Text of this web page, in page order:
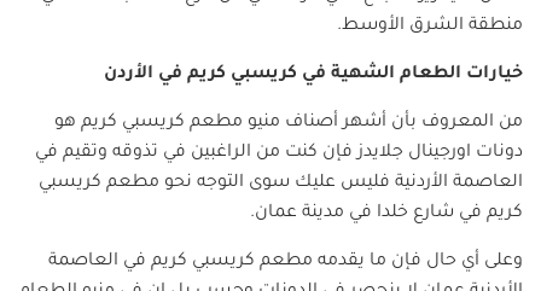
منطقة الشرق الأوسط.
خيارات الطعام الشهية في كريسبي كريم في الأردن
من المعروف بأن أشهر أصناف منيو مطعم كريسبي كريم هو
دونات اورجينال جلايدز فإن كنت من الراغبين في تذوقه وتقيم في
العاصمة الأردنية فليس عليك سوى التوجه نحو مطعم كريسبي
كريم في شارع خلدا في مدينة عمان.
وعلى أي حال فإن ما يقدمه مطعم كريسبي كريم في العاصمة